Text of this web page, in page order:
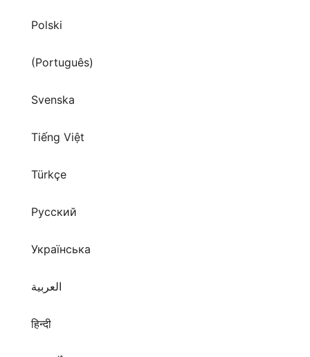
Polski
(Português)
Svenska
Tiếng Việt
Türkçe
Русский
Українська
العربية
हिन्दी